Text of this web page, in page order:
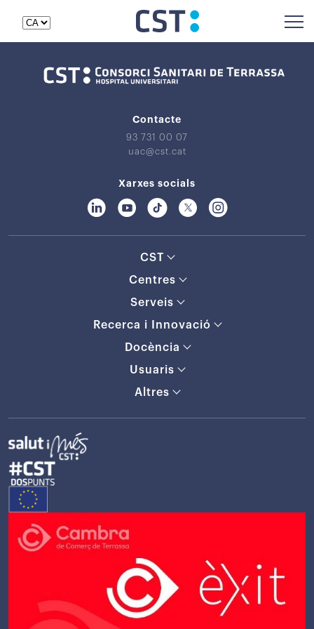
Contacte
93 731 00 07
uac@cst.cat
Xarxes socials
CST
Centres
Serveis
Recerca i Innovació
Docència
Usuaris
Altres